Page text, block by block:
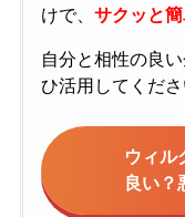
けで、 サクッと
自分と相性の良
ひ活用してくださ
ウィル
良い？